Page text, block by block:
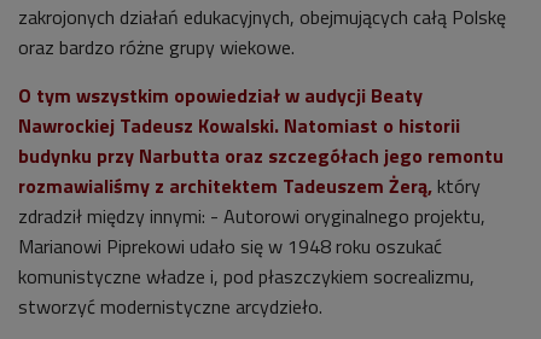
zakrojonych działań edukacyjnych, obejmujących całą Polskę
oraz bardzo różne grupy wiekowe.
O tym wszystkim opowiedział w audycji Beaty
Nawrockiej Tadeusz Kowalski. Natomiast o historii
budynku przy Narbutta oraz szczegółach jego remontu
rozmawialiśmy z architektem Tadeuszem Żerą, który
zdradził między innymi: - Autorowi oryginalnego projektu,
Marianowi Piprekowi udało się w 1948 roku oszukać
komunistyczne władze i, pod płaszczykiem socrealizmu,
stworzyć modernistyczne arcydzieło.